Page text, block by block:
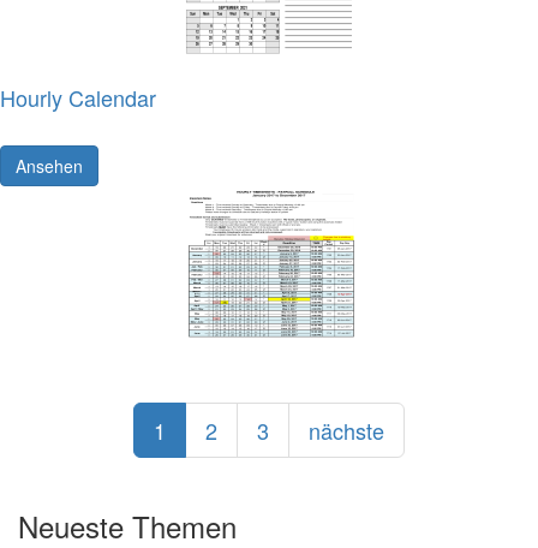
Hourly Calendar
Ansehen
1 2 3 nächste
Neueste Themen